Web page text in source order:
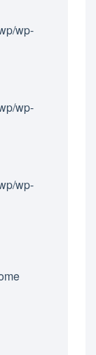
wp-
wp-
wp-